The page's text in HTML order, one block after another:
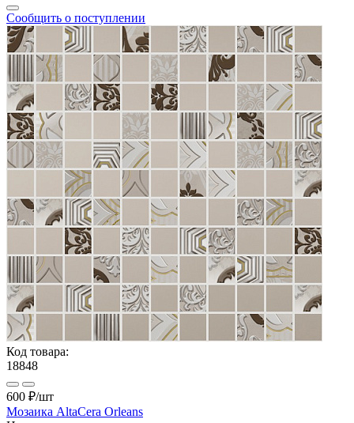
Сообщить о поступлении
Код товара:
18848
600 ₽/шт
Мозаика AltaCera Orleans